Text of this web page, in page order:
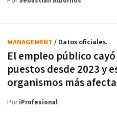
El empleo público cayó
puestos desde 2023 y
organismos más
MANAGEMENT / Datos oficiales.
PoriProfesional